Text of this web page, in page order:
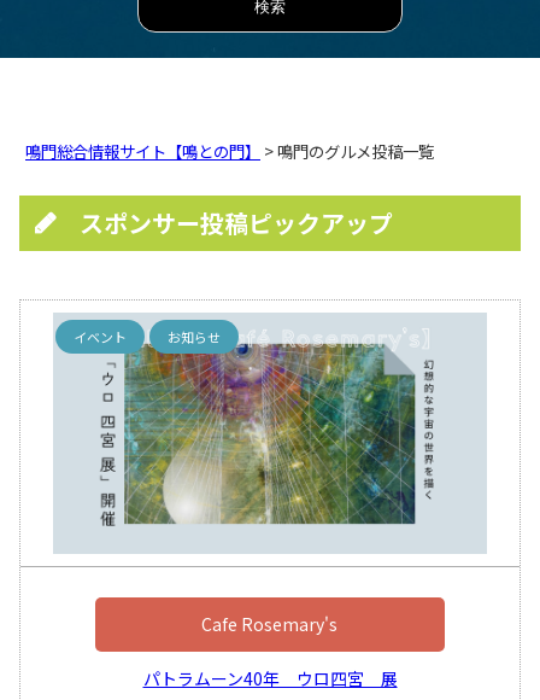
鳴門総合情報サイト【鳴との門】 > 鳴門のグルメ投稿一覧
スポンサー投稿ピックアップ
イベント お知らせ
Cafe Rosemary's
パトラムーン40年 ウロ四宮 展